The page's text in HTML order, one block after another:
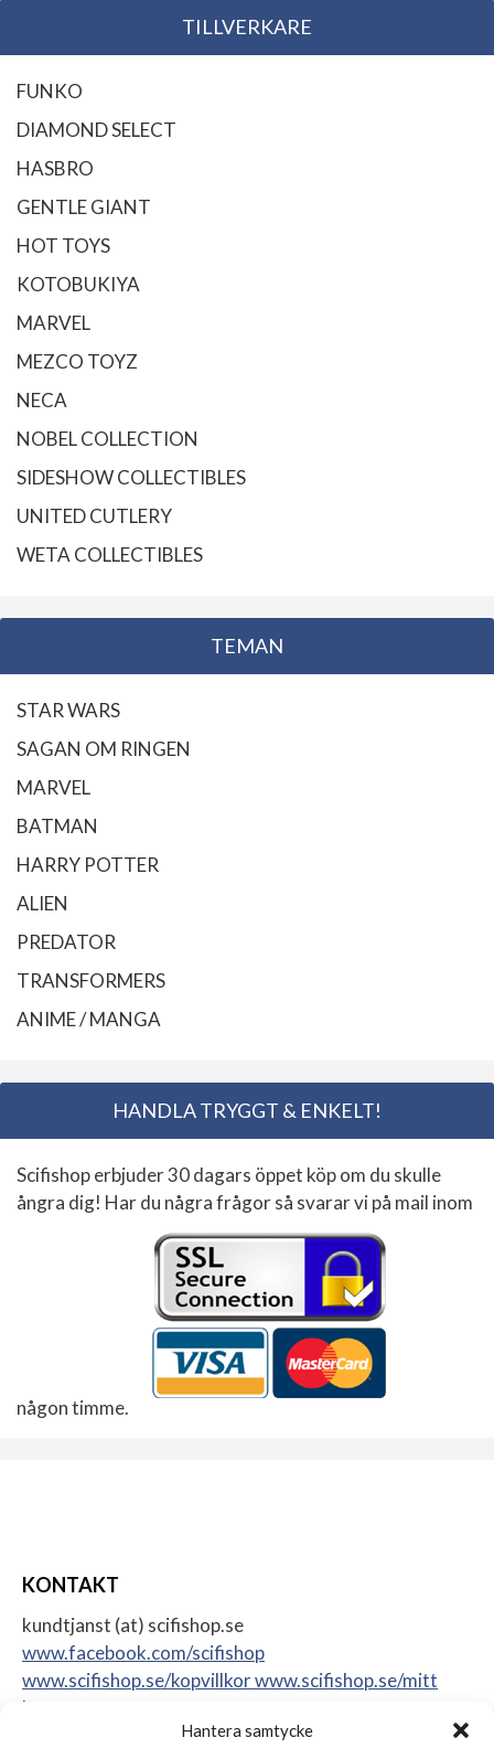
Hantera samtycke
TILLVERKARE
FUNKO
DIAMOND SELECT
HASBRO
GENTLE GIANT
HOT TOYS
KOTOBUKIYA
MARVEL
MEZCO TOYZ
NECA
NOBEL COLLECTION
SIDESHOW COLLECTIBLES
UNITED CUTLERY
WETA COLLECTIBLES
TEMAN
STAR WARS
SAGAN OM RINGEN
MARVEL
BATMAN
HARRY POTTER
ALIEN
PREDATOR
TRANSFORMERS
ANIME / MANGA
HANDLA TRYGGT & ENKELT!
Scifishop erbjuder 30 dagars öppet köp om du skulle
ångra dig! Har du några frågor så svarar vi på mail inom
någon timme.
KONTAKT
kundtjanst (at) scifishop.se
www.facebook.com/scifishop
www.scifishop.se/kopvillkorwww.scifishop.se/mitt
konto